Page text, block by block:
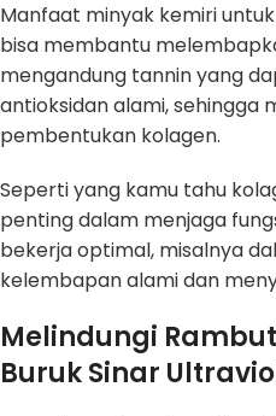
Manfaat minyak kemiri
bisa membantu
mengandung tannin yang
antioksidan alami, sehingga
pembentukan kolagen.
Seperti yang kamu tahu
penting dalam menjaga
bekerja optimal, misalnya
kelembapan alami dan
Melindungi
Buruk Sinar